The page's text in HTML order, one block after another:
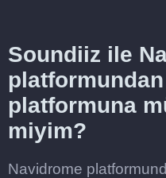
Soundiiz ile
platformuna
miyim?
Navidrome